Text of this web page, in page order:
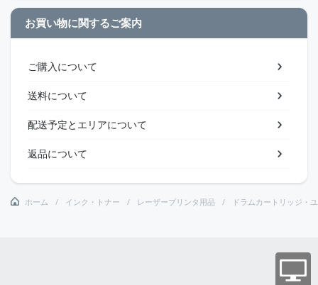
お買い物に関するご案内
ご購入について
送料について
配送予定とエリアについて
返品について
ホーム インク・トナー レーザープリンタ用品 ドラムカートリッジ・